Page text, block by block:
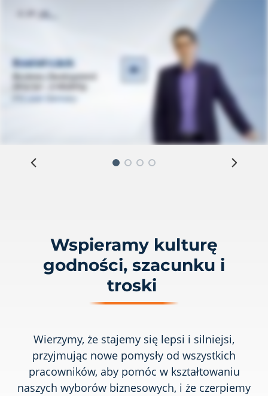
Wspieramy kulturę
godności, szacunku i
troski
Wierzymy, że stajemy się lepsi i silniejsi,
przyjmując nowe pomysły od wszystkich
pracowników, aby pomóc w kształtowaniu
naszych wyborów biznesowych, i że czerpiemy